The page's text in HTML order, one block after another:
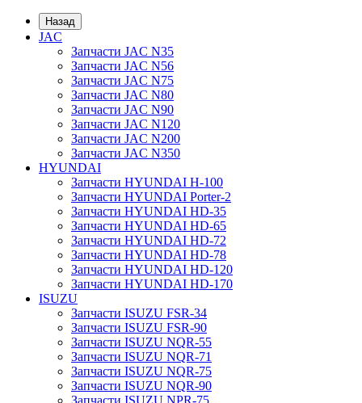
Назад
JAC
Запчасти JAC N35
Запчасти JAC N56
Запчасти JAC N75
Запчасти JAC N80
Запчасти JAC N90
Запчасти JAC N120
Запчасти JAC N200
Запчасти JAC N350
HYUNDAI
Запчасти HYUNDAI H-100
Запчасти HYUNDAI Porter-2
Запчасти HYUNDAI HD-35
Запчасти HYUNDAI HD-65
Запчасти HYUNDAI HD-72
Запчасти HYUNDAI HD-78
Запчасти HYUNDAI HD-120
Запчасти HYUNDAI HD-170
ISUZU
Запчасти ISUZU FSR-34
Запчасти ISUZU FSR-90
Запчасти ISUZU NQR-55
Запчасти ISUZU NQR-71
Запчасти ISUZU NQR-75
Запчасти ISUZU NQR-90
Запчасти ISUZU NPR-75